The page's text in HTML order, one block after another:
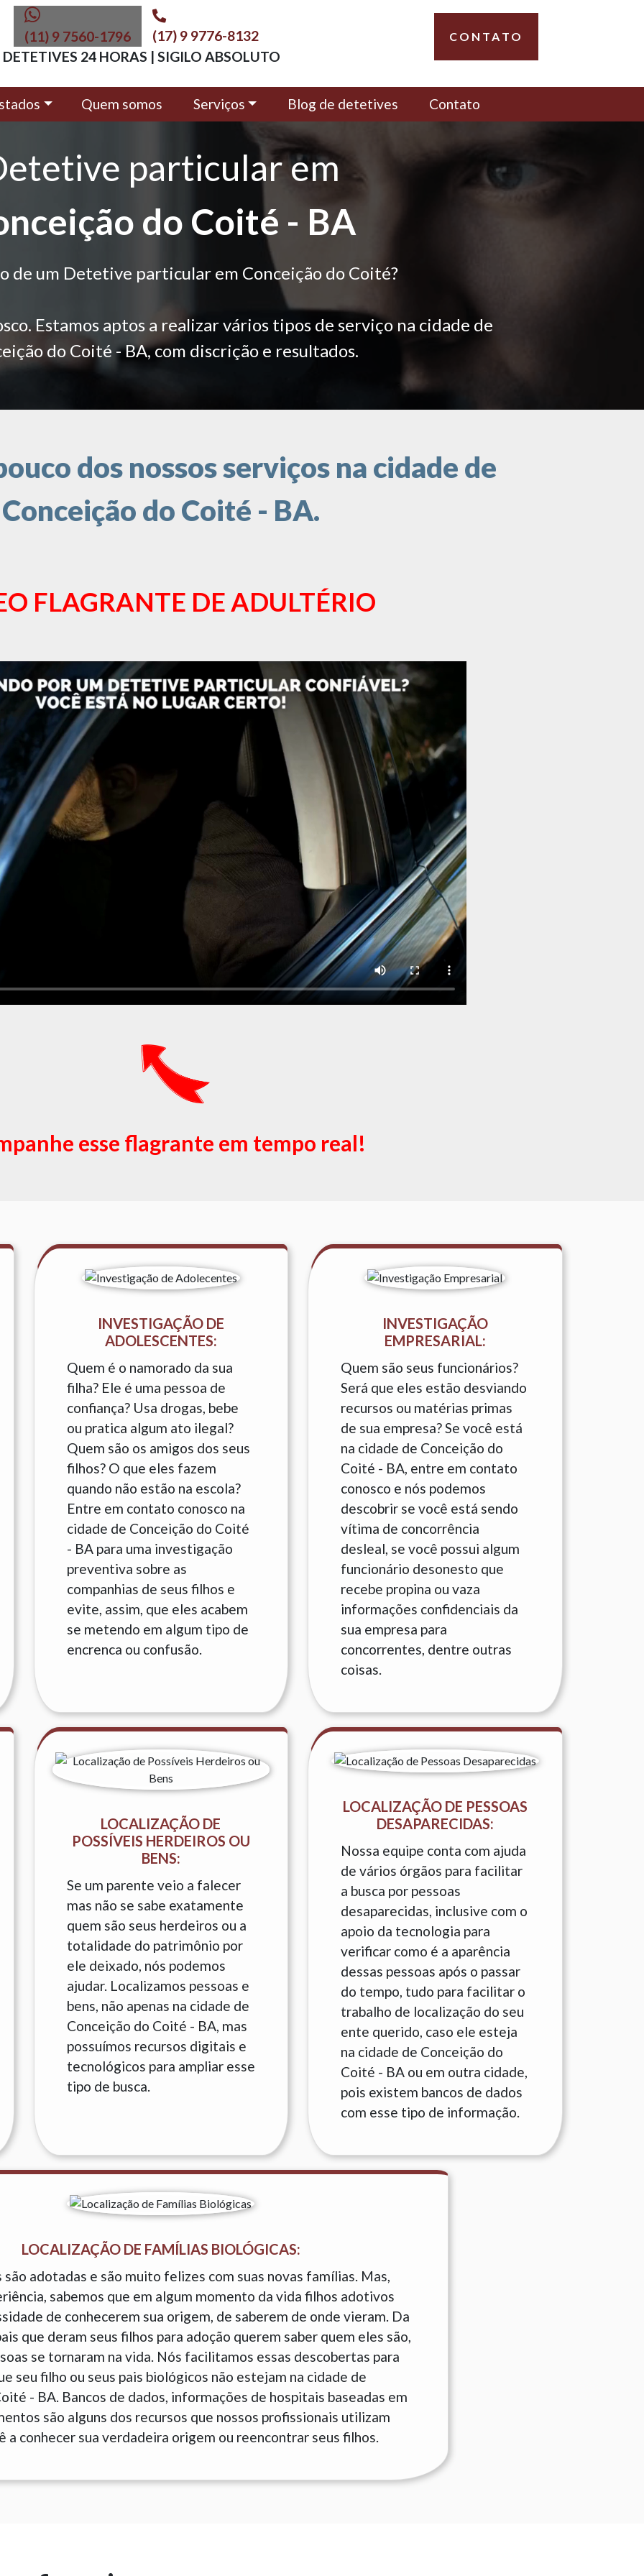
(11) 9 7560-1796
(17) 9 9776-8132
DETETIVES 24 HORAS | SIGILO ABSOLUTO
CONTATO
Quem somos Serviços Blog de detetives Contato
particular em
do Coité - BA
de um Detetive particular em Conceição do Coité?
Estamos aptos a realizar vários tipos de serviço na cidade de
do Coité - BA, com discrição e resultados.
dos nossos serviços na cidade de
Conceição do Coité - BA.
FLAGRANTE DE ADULTÉRIO
esse flagrante em tempo real!
INVESTIGAÇÃO DE
ADOLESCENTES:
Quem é o namorado da sua
filha? Ele é uma pessoa de
confiança? Usa drogas, bebe
ou pratica algum ato ilegal?
Quem são os amigos dos seus
filhos? O que eles fazem
quando não estão na escola?
Entre em contato conosco na
cidade de Conceição do Coité
- BA para uma investigação
preventiva sobre as
companhias de seus filhos e
evite, assim, que eles acabem
se metendo em algum tipo de
encrenca ou confusão.
INVESTIGAÇÃO
EMPRESARIAL:
Quem são seus funcionários?
Será que eles estão desviando
recursos ou matérias primas
de sua empresa? Se você está
na cidade de Conceição do
Coité - BA, entre em contato
conosco e nós podemos
descobrir se você está sendo
vítima de concorrência
desleal, se você possui algum
funcionário desonesto que
recebe propina ou vaza
informações confidenciais da
sua empresa para
concorrentes, dentre outras
coisas.
LOCALIZAÇÃO DE
POSSÍVEIS HERDEIROS OU
BENS:
Se um parente veio a falecer
mas não se sabe exatamente
quem são seus herdeiros ou a
totalidade do patrimônio por
ele deixado, nós podemos
ajudar. Localizamos pessoas e
bens, não apenas na cidade de
Conceição do Coité - BA, mas
possuímos recursos digitais e
tecnológicos para ampliar esse
tipo de busca.
LOCALIZAÇÃO DE PESSOAS
DESAPARECIDAS:
Nossa equipe conta com ajuda
de vários órgãos para facilitar
a busca por pessoas
desaparecidas, inclusive com o
apoio da tecnologia para
verificar como é a aparência
dessas pessoas após o passar
do tempo, tudo para facilitar o
trabalho de localização do seu
ente querido, caso ele esteja
na cidade de Conceição do
Coité - BA ou em outra cidade,
pois existem bancos de dados
com esse tipo de informação.
LOCALIZAÇÃO DE FAMÍLIAS BIOLÓGICAS:
adotadas e são muito felizes com suas novas famílias. Mas,
sabemos que em algum momento da vida filhos adotivos
de conhecerem sua origem, de saberem de onde vieram. Da
que deram seus filhos para adoção querem saber quem eles são,
se tornaram na vida. Nós facilitamos essas descobertas para
seu filho ou seus pais biológicos não estejam na cidade de
- BA. Bancos de dados, informações de hospitais baseadas em
são alguns dos recursos que nossos profissionais utilizam
a conhecer sua verdadeira origem ou reencontrar seus filhos.